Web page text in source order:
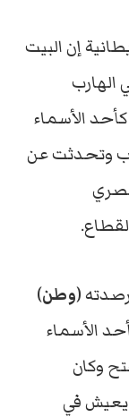
إن البيت
الهارب
الأسماء
وتحدثت عن
(وطن)
الأسماء
وكان
يعيش في